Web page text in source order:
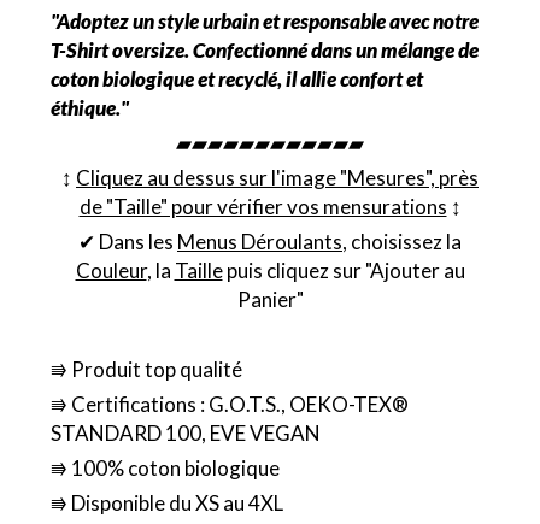
"Adoptez un style urbain et responsable avec notre
T-Shirt oversize. Confectionné dans un mélange de
coton biologique et recyclé, il allie confort et
éthique."
▰▰▰▰▰▰▰▰▰▰▰▰
↕︎ Cliquez au dessus sur l'image "Mesures", près
de "Taille" pour vérifier vos mensurations ↕︎
✔ Dans les Menus Déroulants, choisissez la
Couleur, la Taillepuis cliquez sur "Ajouter au
Panier"
⭆ Produit top qualité
⭆ Certifications : G.O.T.S., OEKO-TEX®
STANDARD 100, EVE VEGAN
⭆ 100% coton biologique
⭆ Disponible du XS au 4XL